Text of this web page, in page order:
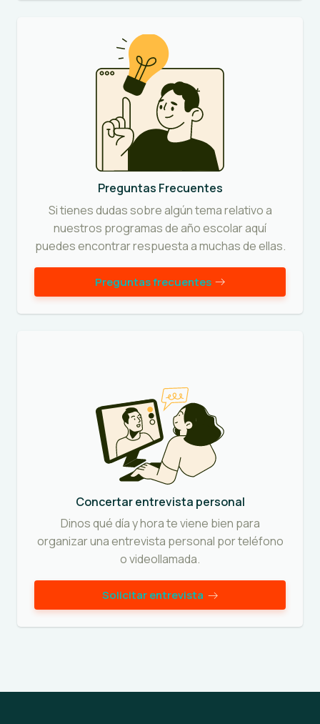
Preguntas Frecuentes
Si tienes dudas sobre algún tema relativo a
nuestros programas de año escolar aquí
puedes encontrar respuesta a muchas de ellas.
Preguntas frecuentes
Concertar entrevista personal
Dinos qué día y hora te viene bien para
organizar una entrevista personal por teléfono
o videollamada.
Solicitar entrevista